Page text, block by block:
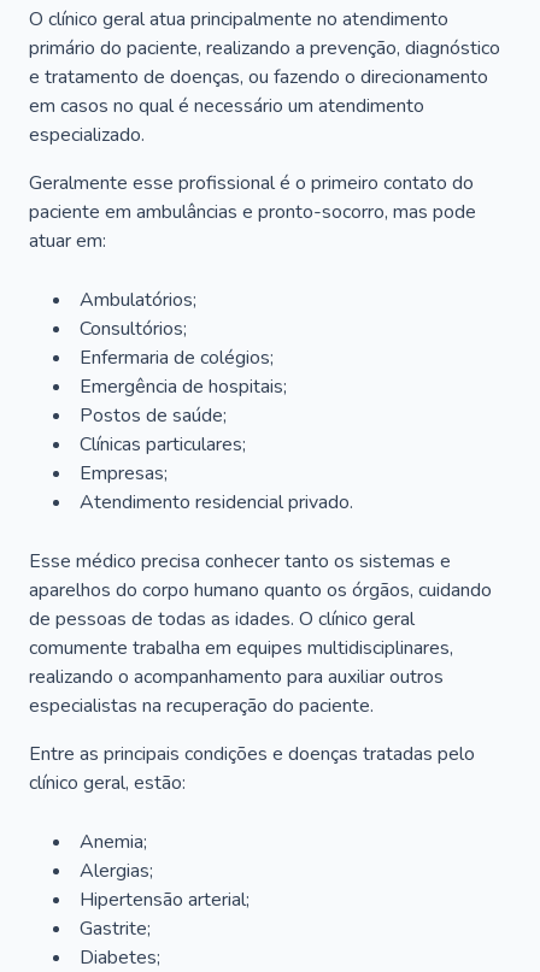
O clínico geral atua principalmente no atendimento
primário do paciente, realizando a prevenção, diagnóstico
e tratamento de doenças, ou fazendo o direcionamento
em casos no qual é necessário um atendimento
especializado.
Geralmente esse profissional é o primeiro contato do
paciente em ambulâncias e pronto-socorro, mas pode
atuar em:
Ambulatórios;
Consultórios;
Enfermaria de colégios;
Emergência de hospitais;
Postos de saúde;
Clínicas particulares;
Empresas;
Atendimento residencial privado.
Esse médico precisa conhecer tanto os sistemas e
aparelhos do corpo humano quanto os órgãos, cuidando
de pessoas de todas as idades. O clínico geral
comumente trabalha em equipes multidisciplinares,
realizando o acompanhamento para auxiliar outros
especialistas na recuperação do paciente.
Entre as principais condições e doenças tratadas pelo
clínico geral, estão:
Anemia;
Alergias;
Hipertensão arterial;
Gastrite;
Diabetes;